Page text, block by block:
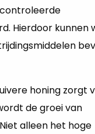
Hierdoor kunnen
honing zorgt
de groei van
alleen het hoge